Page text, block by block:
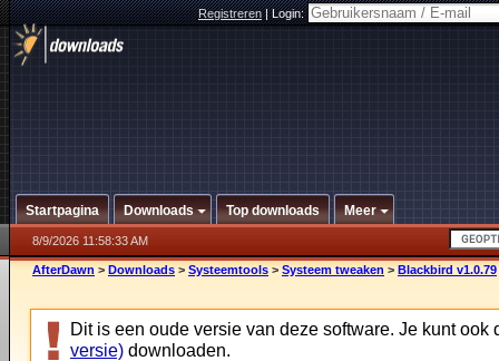
Registreren|Login:
Startpagina Downloads Top downloads Meer
8/9/2026 11:58:33 AM
AfterDawn > Downloads > Systeemtools > Systeem tweaken > Blackbird v1.0.79
Dit is een oude versie van deze software. Je kunt ook
versie) downloaden.